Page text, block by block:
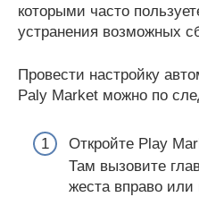
которыми часто
устранения возможных
Провести настройку
Paly Market можно по
Откройте Play
Там вызовите
жеста вправо